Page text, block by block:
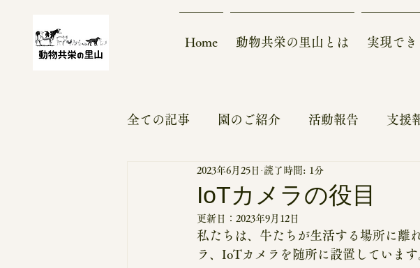
Home 動物共栄の里山とは 実現でき
全ての記事 園のご紹介 活動報告 支援
大熊モデル 実績～ビフォーアフター～
モバイルハウス 更新情報 体験記
IoTカメラの役目
2023年6月25日 読了時間: 1分
更新日： 2023年9月12日
私たちは、牛たちが生活する場所に離
ラ、IoTカメラを随所に設置しています